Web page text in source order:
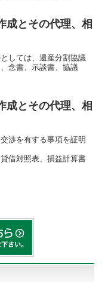
成とその代理、相
しては、遺産分割協議
念書、示談書、協議
成とその代理、相
渉を有する事項を証明
借対照表、損益計算書